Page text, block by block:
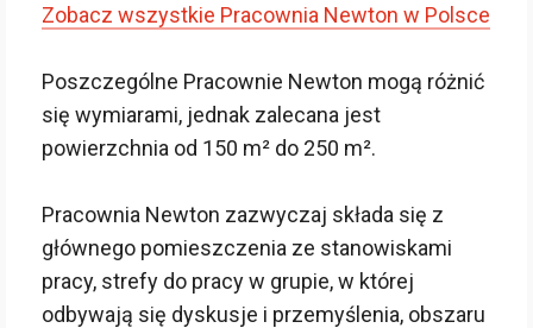
Zobacz wszystkie Pracownia Newton w Polsce
Poszczególne Pracownie Newton mogą różnić
się wymiarami, jednak zalecana jest
powierzchnia od 150 m² do 250 m².
Pracownia Newton zazwyczaj składa się z
głównego pomieszczenia ze stanowiskami
pracy, strefy do pracy w grupie, w której
odbywają się dyskusje i przemyślenia, obszaru